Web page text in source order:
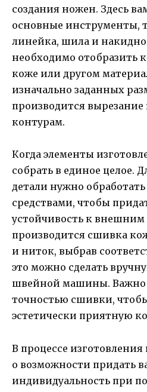
создания ножен. Здесь
основные инструменты,
линейка, шила и
необходимо отобразить
коже или другом
изначально заданных
производится
контурам.
Когда элементы
собрать в единое целое.
детали нужно
средствами, чтобы
устойчивость к внешним
производится сшивка
и ниток, выбрав
это можно сделать
швейной машины. Важно
точностью сшивки,
эстетически приятную
В процессе
о возможности придать
индивидуальность при